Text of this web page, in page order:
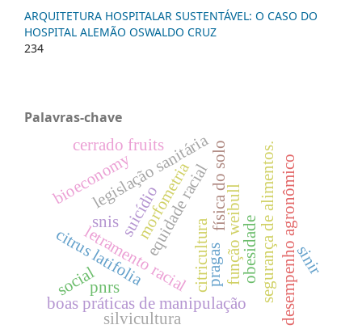
ARQUITETURA HOSPITALAR SUSTENTÁVEL: O CASO DO
HOSPITAL ALEMÃO OSWALDO CRUZ
234
Palavras-chave
equidade racial
letramento racial
boas práticas de manipulação
segurança de alimentos.
legislação sanitária
citrus latifolia citricultura desempenho agronômico
pragas
morfometria função weibull
silvicultura
obesidade
física do solo
bioeconomy
cerrado fruits
pnrs
snis
sinir
social
suicídio